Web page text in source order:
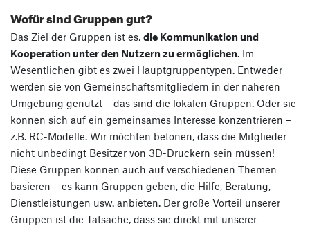
Wofür sind Gruppen gut?
Das Ziel der Gruppen ist es, die Kommunikation und
Kooperation unter den Nutzern zu ermöglichen. Im
Wesentlichen gibt es zwei Hauptgruppentypen. Entweder
werden sie von Gemeinschaftsmitgliedern in der näheren
Umgebung genutzt – das sind die lokalen Gruppen. Oder sie
können sich auf ein gemeinsames Interesse konzentrieren –
z.B. RC-Modelle. Wir möchten betonen, dass die Mitglieder
nicht unbedingt Besitzer von 3D-Druckern sein müssen!
Diese Gruppen können auch auf verschiedenen Themen
basieren – es kann Gruppen geben, die Hilfe, Beratung,
Dienstleistungen usw. anbieten. Der große Vorteil unserer
Gruppen ist die Tatsache, dass sie direkt mit unserer